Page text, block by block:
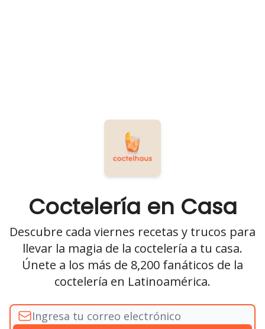
Coctelería en Casa
Descubre cada viernes recetas y trucos para
llevar la magia de la coctelería a tu casa.
Únete a los más de 8,200 fanáticos de la
coctelería en Latinoamérica.